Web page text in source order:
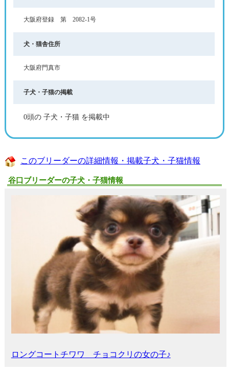
大阪府登録 第 2082-1号
犬・猫舎住所
大阪府門真市
子犬・子猫の掲載
0頭の 子犬・子猫 を掲載中
このブリーダーの詳細情報・掲載子犬・子猫情報
谷口ブリーダーの子犬・子猫情報
ロングコートチワワ チョコクリの女の子♪